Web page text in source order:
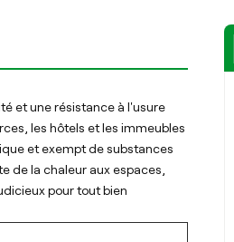
et une résistance à l'usure
les hôtels et les immeubles
et exempt de substances
de la chaleur aux espaces,
pour tout bien